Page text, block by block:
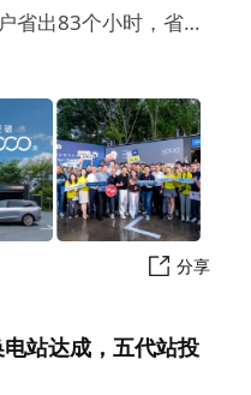
省出83个小时，省
分享
站达成，五代站投